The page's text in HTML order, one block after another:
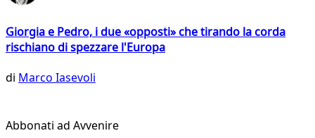
Giorgia e Pedro, i due «opposti» che tirando la corda
rischiano di spezzare l'Europa
di Marco Iasevoli
Abbonati ad Avvenire